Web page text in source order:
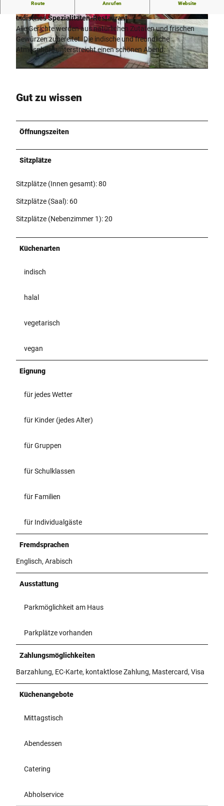
CC-BY-SA © CC-BY-SA
Route Anrufen Website
Maharaja
Indisches Spezialitäten-Restaurant
Alle Gerichte werden aus natürlichen Zutaten und frischen
Gewürzen zubereitet. Die indische und freundliche
Atmosphäre unterstreicht einen schönen Abend.
Gut zu wissen
Öffnungszeiten
Sitzplätze
Sitzplätze (Innen gesamt): 80
Sitzplätze (Saal): 60
Sitzplätze (Nebenzimmer 1): 20
Küchenarten
indisch
halal
vegetarisch
vegan
Eignung
für jedes Wetter
für Kinder (jedes Alter)
für Gruppen
für Schulklassen
für Familien
für Individualgäste
Fremdsprachen
Englisch, Arabisch
Ausstattung
Parkmöglichkeit am Haus
Parkplätze vorhanden
Zahlungsmöglichkeiten
Barzahlung, EC-Karte, kontaktlose Zahlung, Mastercard, Visa
Küchenangebote
Mittagstisch
Abendessen
Catering
Abholservice